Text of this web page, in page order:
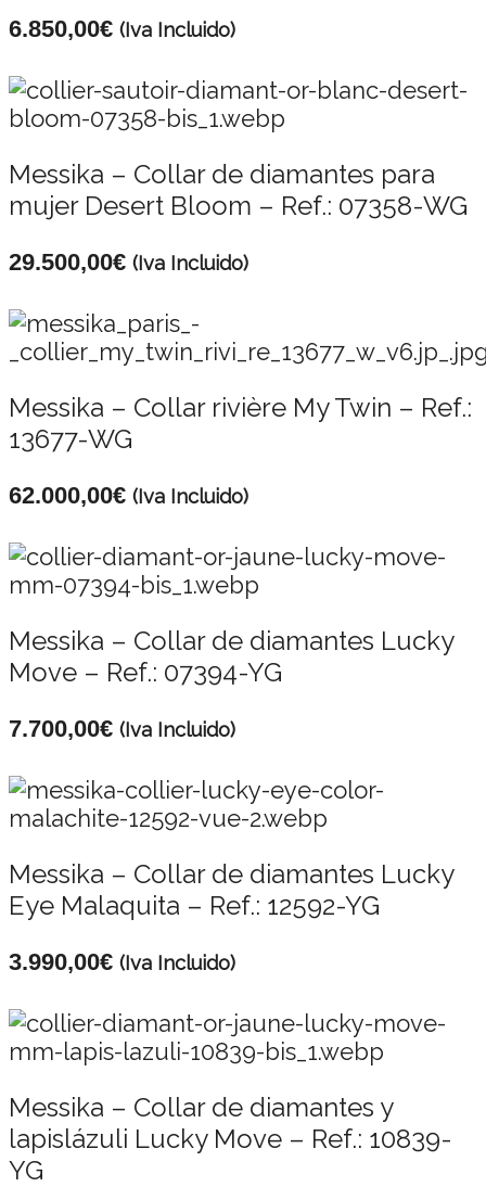
6.850,00€ (Iva Incluido)
Messika – Collar de diamantes para
mujer Desert Bloom – Ref.: 07358-WG
29.500,00€ (Iva Incluido)
Messika – Collar rivière My Twin – Ref.:
13677-WG
62.000,00€ (Iva Incluido)
Messika – Collar de diamantes Lucky
Move – Ref.: 07394-YG
7.700,00€ (Iva Incluido)
Messika – Collar de diamantes Lucky
Eye Malaquita – Ref.: 12592-YG
3.990,00€ (Iva Incluido)
Messika – Collar de diamantes y
lapislázuli Lucky Move – Ref.: 10839-
YG